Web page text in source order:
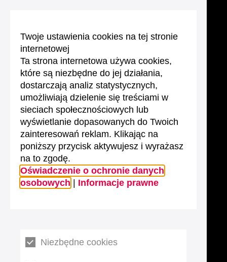
Twoje ustawienia cookies na tej stronie
internetowej
Ta strona internetowa używa cookies,
które są niezbędne do jej działania,
dostarczają analiz statystycznych,
umożliwiają dzielenie się treściami w
sieciach społecznościowych lub
wyświetlanie dopasowanych do Twoich
zainteresowań reklam. Klikając na
poniższy przycisk aktywujesz i wyrażasz
na to zgodę.
Oświadczenie o ochronie danych
osobowych
Informacje prawne
Niezbędne cookies